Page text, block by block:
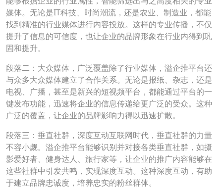
媒体。无论是IT科技、时尚潮流，还是农业、制造业，都能
找到精准的行业媒体进行内容投放。这样的专业传播，不仅
提升了信息的可信度，也让企业的品牌形象在行业内得到巩
固和提升。
段落二：大众媒体，广泛覆盖除了行业媒体，溢企推平台还
与众多大众媒体建立了合作关系。无论是报纸、杂志，还是
电视、广播，甚至是新兴的短视频平台，都能通过平台的一
键发布功能，迅速将企业的信息传递给更广泛的受众。这种
广泛的覆盖，让企业的品牌影响力得以迅速扩散。
段落三：垂直社群，深度互动互联网时代，垂直社群的力量
不容小觑。溢企推平台能够识别并对接各类垂直社群，如摄
影爱好者、健身达人、旅行家等，让企业的推广内容能够在
这些社群中引发共鸣，实现深度互动。这种深度互动，有助
于建立品牌忠诚度，培养忠实的粉丝群体。